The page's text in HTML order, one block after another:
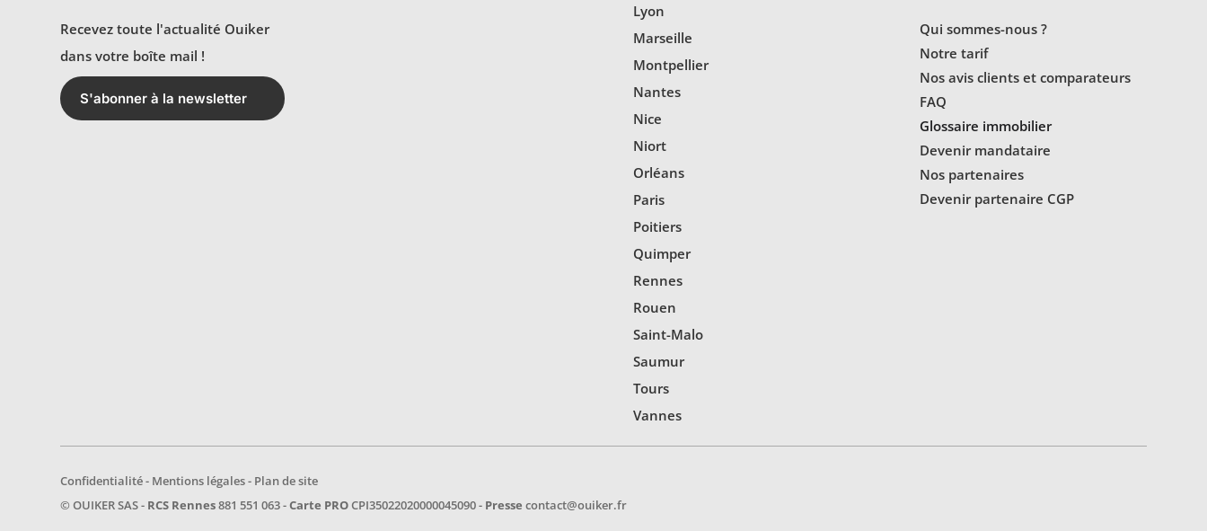
Recevez toute l'actualité Ouiker
dans votre boîte mail !
S'abonner à la newsletter
Lyon
Marseille
Montpellier
Nantes
Nice
Niort
Orléans
Paris
Poitiers
Quimper
Rennes
Rouen
Saint-Malo
Saumur
Tours
Vannes
Qui sommes-nous ?
Notre tarif
Nos avis clients et comparateurs
FAQ
Glossaire immobilier
Devenir mandataire
Nos partenaires
Devenir partenaire CGP
Confidentialité- Mentions légales- Plan de site
© OUIKER SAS - RCS Rennes881 551 063 -Carte PROCPI35022020000045090 - Presse contact@ouiker.fr